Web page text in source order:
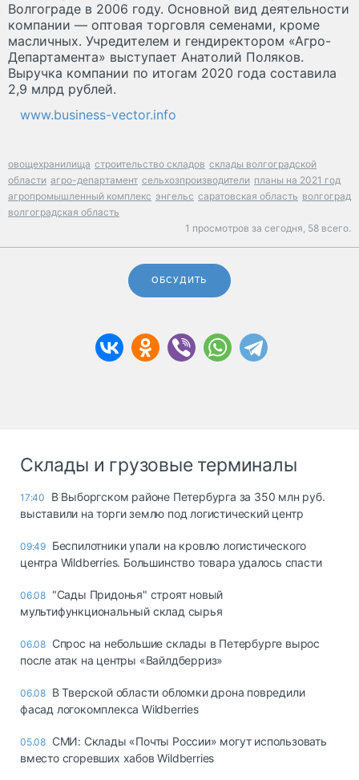
Волгограде в 2006 году. Основной вид деятельности
компании — оптовая торговля семенами, кроме
масличных. Учредителем и гендиректором «Агро-
Департамента» выступает Анатолий Поляков.
Выручка компании по итогам 2020 года составила
2,9 млрд рублей.
www.business-vector.info
овощехранилища строительство складов склады волгоградской
области агро-департамент сельхозпроизводители планы на 2021 год
агропромышленный комплекс энгельс саратовская область волгоград
волгоградская область
1 просмотров за сегодня, 58 всего.
ОБСУДИТЬ
Склады и грузовые терминалы
17:40
В Выборгском районе Петербурга за 350 млн руб.
выставили на торги землю под логистический центр
09:49 Беспилотники упали на кровлю логистического
центра Wildberries. Большинство товара удалось спасти
06.08 "Сады Придонья" строят новый
мультифункциональный склад сырья
06.08 Спрос на небольшие склады в Петербурге вырос
после атак на центры «Вайлдберриз»
06.08 В Тверской области обломки дрона повредили
фасад логокомплекса Wildberries
05.08 СМИ: Склады «Почты России» могут использовать
вместо сгоревших хабов Wildberries